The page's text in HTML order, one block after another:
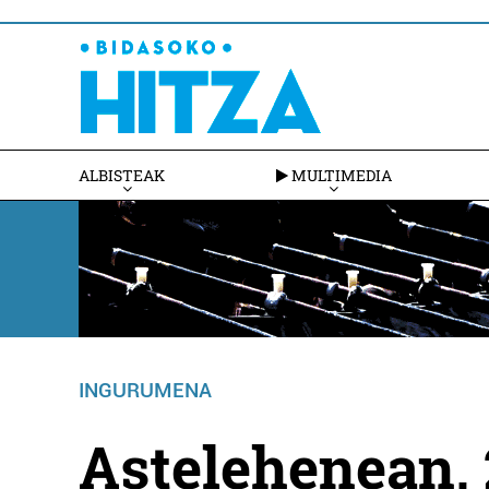
ALBISTEAK MULTIMEDIA
INGURUMENA
Astelehenean,